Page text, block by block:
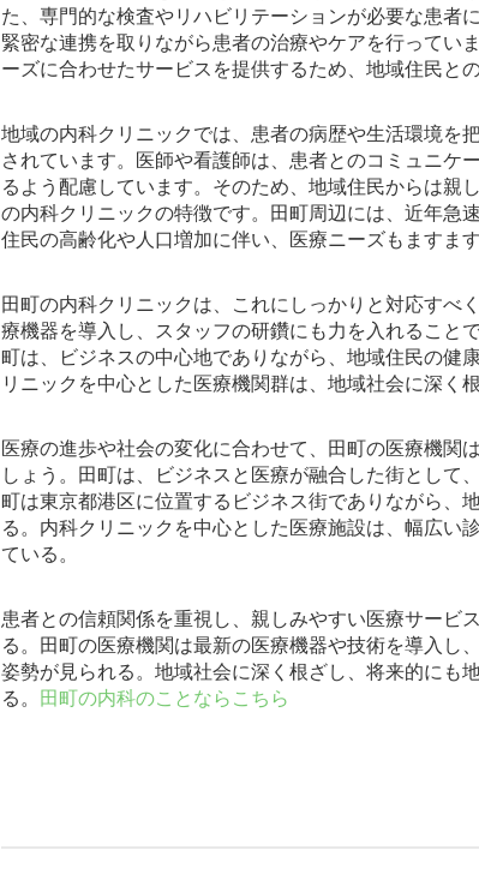
た、専門的な検査やリハビリテーションが必要な患者
緊密な連携を取りながら患者の治療やケアを行ってい
ーズに合わせたサービスを提供するため、地域住民と
地域の内科クリニックでは、患者の病歴や生活環境を
されています。医師や看護師は、患者とのコミュニケ
るよう配慮しています。そのため、地域住民からは親
の内科クリニックの特徴です。田町周辺には、近年急
住民の高齢化や人口増加に伴い、医療ニーズもますま
田町の内科クリニックは、これにしっかりと対応すべ
療機器を導入し、スタッフの研鑽にも力を入れること
町は、ビジネスの中心地でありながら、地域住民の健
リニックを中心とした医療機関群は、地域社会に深く
医療の進歩や社会の変化に合わせて、田町の医療機関
しょう。田町は、ビジネスと医療が融合した街とし
町は東京都港区に位置するビジネス街でありながら、
る。内科クリニックを中心とした医療施設は、幅広い
ている。
患者との信頼関係を重視し、親しみやすい医療サービ
る。田町の医療機関は最新の医療機器や技術を導入し
姿勢が見られる。地域社会に深く根ざし、将来的にも
る。 田町の内科のことならこちら